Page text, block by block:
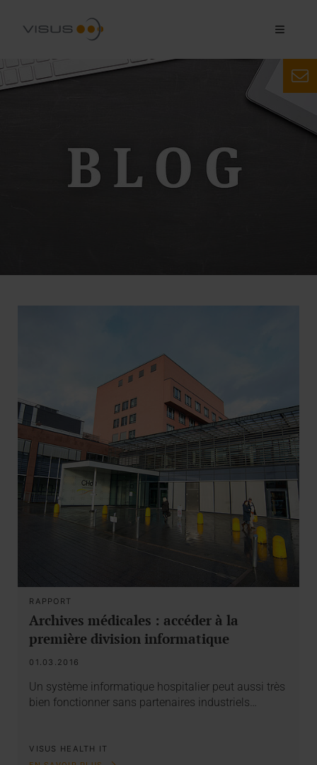
RAPPORT
Archives médicales : accéder à la
première division informatique
01.03.2016
Un système informatique hospitalier peut aussi très
bien fonctionner sans partenaires industriels…
VISUS HEALTH IT